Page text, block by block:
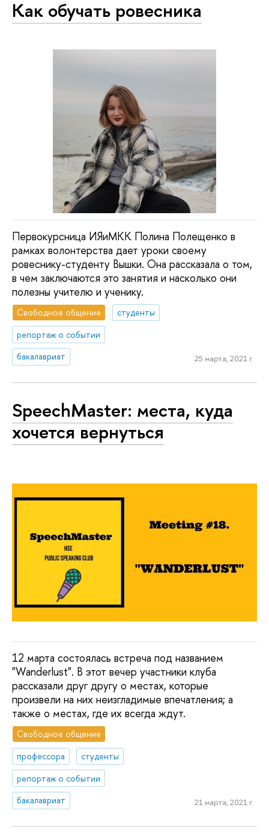
Как обучать ровесника
Первокурсница ИЯиМКК Полина Полещенко в
рамках волонтерства дает уроки своему
ровеснику-студенту Вышки. Она рассказала о том,
в чем заключаются это занятия и насколько они
полезны учителю и ученику.
Свободное общение
студенты
репортаж о событии
бакалавриат
25 марта, 2021 г.
SpeechMaster: места, куда
хочется вернуться
12 марта состоялась встреча под названием
"Wanderlust". В этот вечер участники клуба
рассказали друг другу о местах, которые
произвели на них неизгладимые впечатления; а
также о местах, где их всегда ждут.
Свободное общение
профессора
студенты
репортаж о событии
бакалавриат
21 марта, 2021 г.